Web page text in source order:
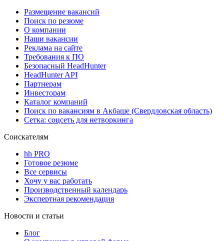
Размещение вакансий
Поиск по резюме
О компании
Наши вакансии
Реклама на сайте
Требования к ПО
Безопасный HeadHunter
HeadHunter API
Партнерам
Инвесторам
Каталог компаний
Поиск по вакансиям в Акбаше (Свердловская область)
Сетка: соцсеть для нетворкинга
Соискателям
hh PRO
Готовое резюме
Все сервисы
Хочу у вас работать
Производственный календарь
Экспертная рекомендация
Новости и статьи
Блог